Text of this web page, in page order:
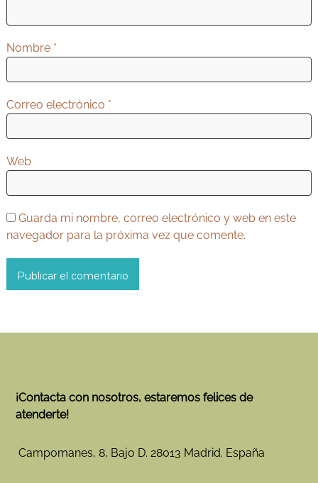
t
r
a
s
Nombre *
Correo electrónico *
Web
Guarda mi nombre, correo electrónico y web en este
navegador para la próxima vez que comente.
¡Contacta con nosotros, estaremos felices de
atenderte!
Campomanes, 8, Bajo D. 28013 Madrid. España